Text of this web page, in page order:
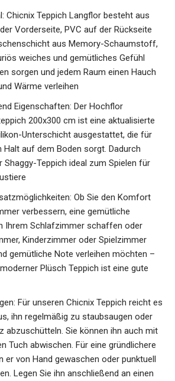
Chicnix Teppich Langflor besteht aus
Vorderseite, PVC auf der Rückseite
aus Memory-Schaumstoff,
weiches und gemütliches Gefühl
sorgen und jedem Raum einen Hauch
Wärme verleihen
Eigenschaften: Der Hochflor
200x300 cm ist eine aktualisierte
Unterschicht ausgestattet, die für
Halt auf dem Boden sorgt. Dadurch
Shaggy-Teppich ideal zum Spielen für
Ob Sie den Komfort
verbessern, eine gemütliche
Ihrem Schlafzimmer schaffen oder
Kinderzimmer oder Spielzimmer
gemütliche Note verleihen möchten –
Plüsch Teppich ist eine gute
Für unseren Chicnix Teppich reicht es
ihn regelmäßig zu staubsaugen oder
abzuschütteln. Sie können ihn auch mit
Tuch abwischen. Für eine gründlichere
er von Hand gewaschen oder punktuell
Legen Sie ihn anschließend an einen